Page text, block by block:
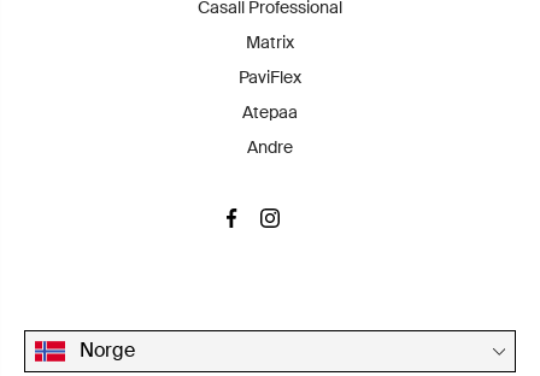
Casall Professional
Matrix
PaviFlex
Atepaa
Andre
Norge